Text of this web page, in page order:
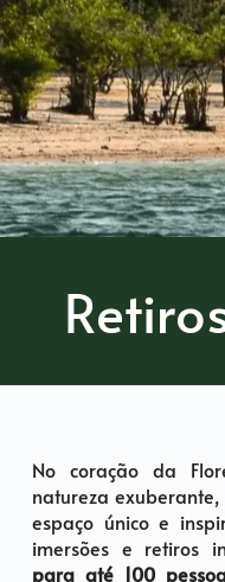
No coração da
natureza
espaço único e
imersões e retiros
para até 100